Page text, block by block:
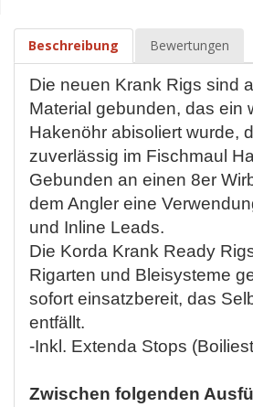
Beschreibung Bewertungen
Die neuen Krank Rigs sind
Material gebunden, das ein
Hakenöhr abisoliert wurde,
zuverlässig im Fischmaul
Gebunden an einen 8er
dem Angler eine
und Inline Leads.
Die Korda Krank Ready
Rigarten und Bleisysteme
sofort einsatzbereit, das
entfällt.
-Inkl. Extenda Stops
Zwischen folgenden